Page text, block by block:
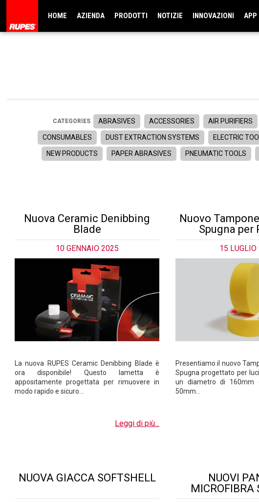
HOME AZIENDA PRODOTTI NOTIZIE INNOVAZIONI APP
CATEGORIES ABRASIVES ACCESSORIES AIR PURIFIERS
CONSUMABLES DUST EXTRACTION SYSTEMS ELECTRIC
NEW PRODUCTS PAPER ABRASIVES PNEUMATIC TOOLS
Nuova Ceramic Denibbing
Blade
10 GENNAIO 2025
La nuova RUPES Ceramic Denibbing Blade è
ora disponibile! Questo lametta è
appositamente progettata per rimuovere in
modo rapido e sicuro…
Leggi di più...
Nuovo
Spugna per
15
Presentiamo il nuovo
Spugna progettato per
un diametro di 160mm
50mm…
NUOVA GIACCA SOFTSHELL
NUOVI
MICROFIBRA